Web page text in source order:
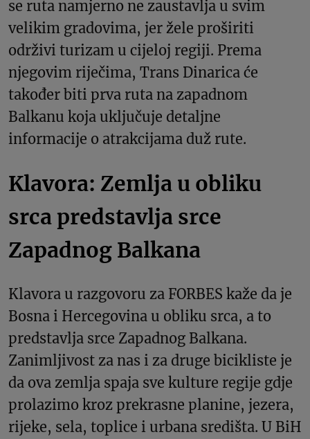
se ruta namjerno ne zaustavlja u svim
velikim gradovima, jer žele proširiti
održivi turizam u cijeloj regiji. Prema
njegovim riječima, Trans Dinarica će
također biti prva ruta na zapadnom
Balkanu koja uključuje detaljne
informacije o atrakcijama duž rute.
Klavora: Zemlja u obliku
srca predstavlja srce
Zapadnog Balkana
Klavora u razgovoru za FORBES kaže da je
Bosna i Hercegovina u obliku srca, a to
predstavlja srce Zapadnog Balkana.
Zanimljivost za nas i za druge bicikliste je
da ova zemlja spaja sve kulture regije gdje
prolazimo kroz prekrasne planine, jezera,
rijeke, sela, toplice i urbana središta. U BiH